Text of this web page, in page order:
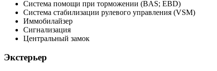
Система помощи при торможении (BAS; EBD)
Система стабилизации рулевого управления (VSM)
Иммобилайзер
Сигнализация
Центральный замок
Экстерьер